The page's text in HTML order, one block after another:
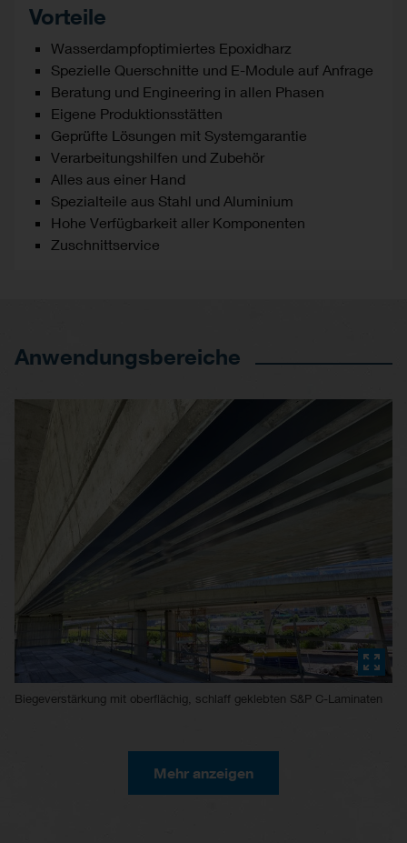
Vorteile
Wasserdampfoptimiertes Epoxidharz
Spezielle Querschnitte und E-Module auf Anfrage
Beratung und Engineering in allen Phasen
Eigene Produktionsstätten
Geprüfte Lösungen mit Systemgarantie
Verarbeitungshilfen und Zubehör
Alles aus einer Hand
Spezialteile aus Stahl und Aluminium
Hohe Verfügbarkeit aller Komponenten
Zuschnittservice
Anwendungsbereiche
Biegeverstärkung mit oberflächig, schlaff geklebten S&P C-Laminaten
Mehr anzeigen